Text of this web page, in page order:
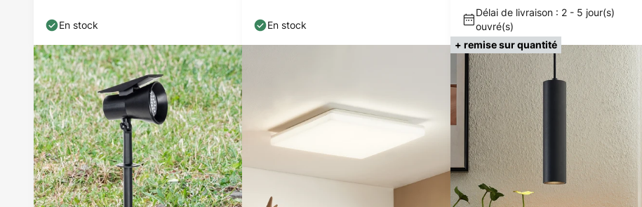
En stock En stock
Délai de livraison : 2 - 5 jour(s)
ouvré(s)
+ remise sur quantité